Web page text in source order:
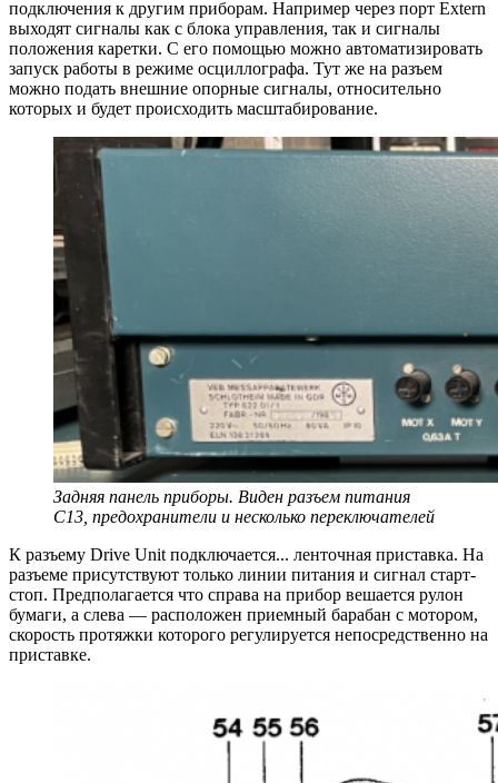
подключения к другим приборам. Например через порт Extern
выходят сигналы как с блока управления, так и сигналы
положения каретки. С его помощью можно автоматизировать
запуск работы в режиме осциллографа. Тут же на разъем
можно подать внешние опорные сигналы, относительно
которых и будет происходить масштабирование.
Задняя панель приборы. Виден разъем питания
С13, предохранители и несколько переключателей
К разъему Drive Unit подключается... ленточная приставка. На
разъеме присутствуют только линии питания и сигнал старт-
стоп. Предполагается что справа на прибор вешается рулон
бумаги, а слева — расположен приемный барабан с мотором,
скорость протяжки которого регулируется непосредственно на
приставке.